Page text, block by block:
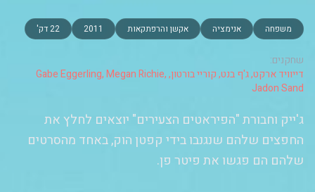
משפחה אנימציה אקשן והרפתקאות 2011 22 דק'
שחקנים:
דייוויד ארקט, ג'ף בנט, קוריי בורטון, Gabe Eggerling, Megan Richie,
Jadon Sand
ג'ייק וחבורת "הפיראטים הצעירים" יוצאים לחלץ את
החפצים שלהם שנגנבו בידי קפטן הוק, באחד מהסרטים
שלהם הם פגשו את פיטר פן.